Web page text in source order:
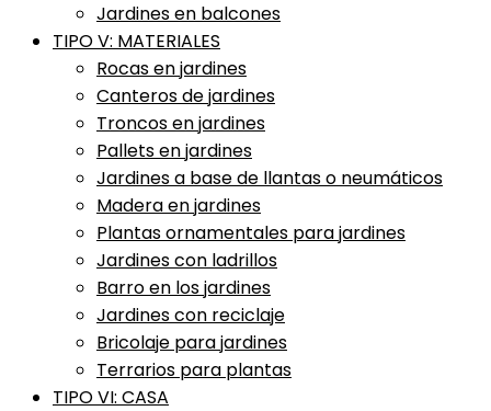
Jardines en balcones
TIPO V: MATERIALES
Rocas en jardines
Canteros de jardines
Troncos en jardines
Pallets en jardines
Jardines a base de llantas o neumáticos
Madera en jardines
Plantas ornamentales para jardines
Jardines con ladrillos
Barro en los jardines
Jardines con reciclaje
Bricolaje para jardines
Terrarios para plantas
TIPO VI: CASA